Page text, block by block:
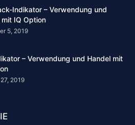
Indikator – Verwendung und
mit IQ Option
5, 2019
– Verwendung und Handel mit
2019